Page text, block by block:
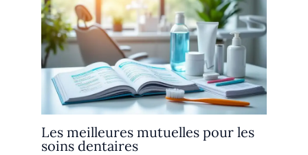
Les meilleures mutuelles pour les
soins dentaires